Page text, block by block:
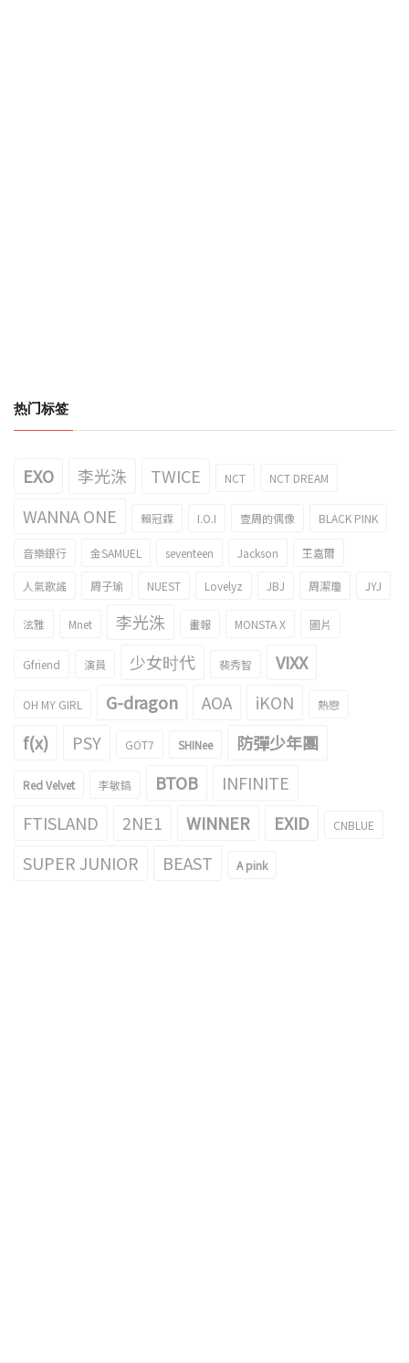
热门标签
EXO 李光洙 TWICE NCT NCT DREAM
WANNA ONE 賴冠霖 I.O.I 壹周的偶像 BLACK PINK
音樂銀行 金SAMUEL seventeen Jackson 王嘉爾
人氣歌謠 周子瑜 NUEST Lovelyz JBJ 周潔瓊 JYJ
泫雅 Mnet 李光洙 畫報 MONSTA X 圖片
Gfriend 演員 少女时代 裴秀智 VIXX
OH MY GIRL G-dragon AOA iKON 熱戀
f(x) PSY GOT7 SHINee 防彈少年團
Red Velvet 李敏鎬 BTOB
INFINITE
FTISLAND
2NE1 WINNER EXID CNBLUE
SUPER JUNIOR BEAST A pink